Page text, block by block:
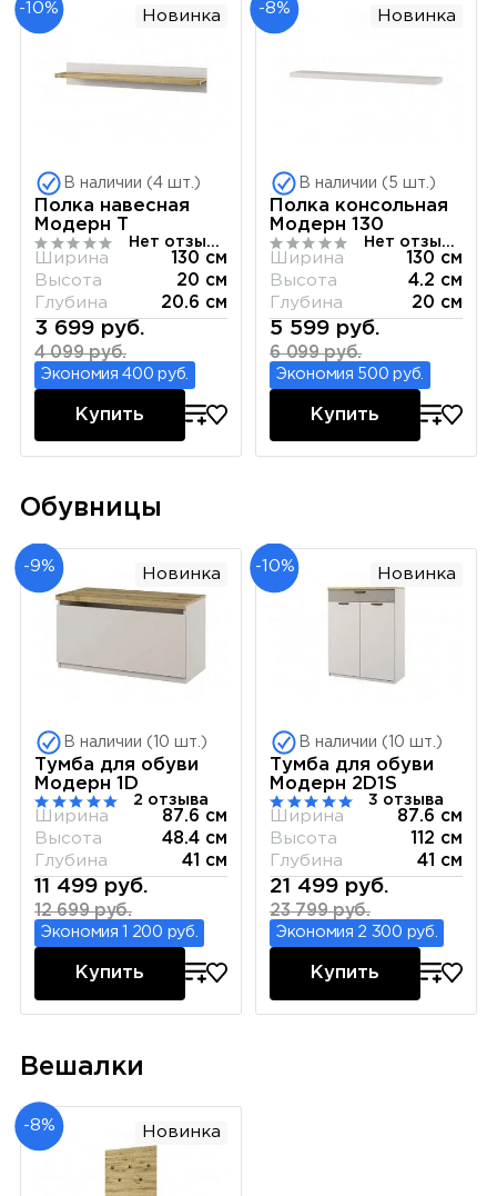
-10% Новинка
В наличии (4 шт.)
Полка навесная
Модерн T
Нет отзывов
Ширина
130 см
Высота
20 см
Глубина
20.6 см
3 699 руб.
4 099 руб.
Экономия 400 руб.
Купить
-8% Новинка
В наличии (5 шт.)
Полка консольная
Модерн 130
Нет отзывов
Ширина
130 см
Высота
4.2 см
Глубина
20 см
5 599 руб.
6 099 руб.
Экономия 500 руб.
Купить
Обувницы
-9% Новинка
В наличии (10 шт.)
Тумба для обуви
Модерн 1D
2 отзыва
Ширина
87.6 см
Высота
48.4 см
Глубина
41 см
11 499 руб.
12 699 руб.
Экономия 1 200 руб.
Купить
-10% Новинка
В наличии (10 шт.)
Тумба для обуви
Модерн 2D1S
3 отзыва
Ширина
87.6 см
Высота
112 см
Глубина
41 см
21 499 руб.
23 799 руб.
Экономия 2 300 руб.
Купить
Вешалки
-8% Новинка